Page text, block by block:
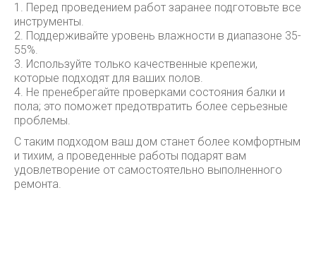
1. Перед проведением работ заранее подготовьте все
инструменты.
2. Поддерживайте уровень влажности в диапазоне 35-
55%.
3. Используйте только качественные крепежи,
которые подходят для ваших полов.
4. Не пренебрегайте проверками состояния балки и
пола; это поможет предотвратить более серьезные
проблемы.
С таким подходом ваш дом станет более комфортным
и тихим, а проведенные работы подарят вам
удовлетворение от самостоятельно выполненного
ремонта.